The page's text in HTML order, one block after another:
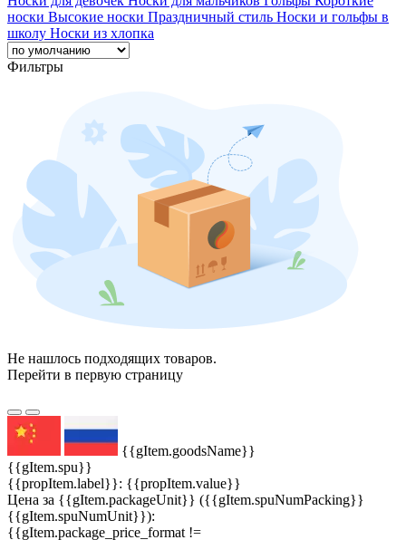
носки Высокие носки Праздничный стиль Носки и гольфы в
школу Носки из хлопка
Фильтры
Не нашлось подходящих товаров.
Перейти в первую страницу
{{gItem.goodsName}}
{{gItem.spu}}
{{propItem.label}}: {{propItem.value}}
Цена за {{gItem.packageUnit}} ({{gItem.spuNumPacking}}
{{gItem.spuNumUnit}}):
{{gItem.package_price_format !=